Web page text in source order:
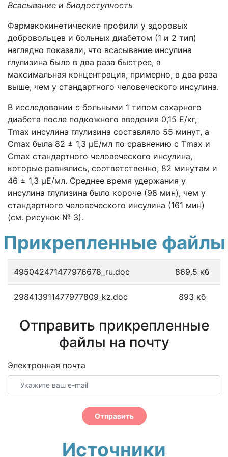
Всасывание и биодоступность
Фармакокинетические профили у здоровых
добровольцев и больных диабетом (1 и 2 тип)
наглядно показали, что всасывание инсулина
глулизина было в два раза быстрее, а
максимальная концентрация, примерно, в два раза
выше, чем у стандартного человеческого инсулина.
В исследовании с больными 1 типом сахарного
диабета после подкожного введения 0,15 Е/кг,
Тmax инсулина глулизина составляло 55 минут, а
Сmax была 82 ± 1,3 μЕ/мл по сравнению с Тmax и
Сmax стандартного человеческого инсулина,
которые равнялись, соответственно, 82 минутам и
46 ± 1,3 μЕ/мл. Среднее время удержания у
инсулина глулизина было короче (98 мин), чем у
стандартного человеческого инсулина (161 мин)
(см. рисунок № 3).
Прикрепленные файлы
495042471477976678_ru.doc 869.5 кб
298413911477977809_kz.doc 893 кб
Отправить прикрепленные
файлы на почту
Электронная почта
Отправить
Источники